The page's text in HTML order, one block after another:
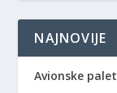
NAJNOVIJE
Avionske